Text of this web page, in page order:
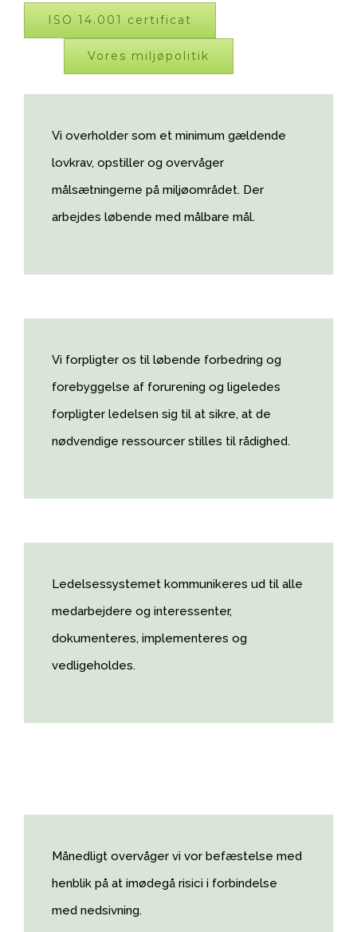
ISO 14.001 certificat
Vores miljøpolitik
Vi overholder som et minimum gældende
lovkrav, opstiller og overvåger
målsætningerne på miljøområdet. Der
arbejdes løbende med målbare mål.
Vi forpligter os til løbende forbedring og
forebyggelse af forurening og ligeledes
forpligter ledelsen sig til at sikre, at de
nødvendige ressourcer stilles til rådighed.
Ledelsessystemet kommunikeres ud til alle
medarbejdere og interessenter,
dokumenteres, implementeres og
vedligeholdes.
Månedligt overvåger vi vor befæstelse med
henblik på at imødegå risici i forbindelse
med nedsivning.